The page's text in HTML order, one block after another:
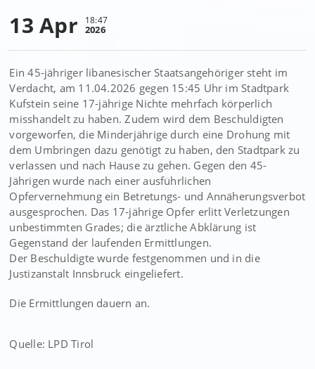
13 Apr 18:47
2026
Ein 45-jähriger libanesischer Staatsangehöriger steht im
Verdacht, am 11.04.2026 gegen 15:45 Uhr im Stadtpark
Kufstein seine 17-jährige Nichte mehrfach körperlich
misshandelt zu haben. Zudem wird dem Beschuldigten
vorgeworfen, die Minderjährige durch eine Drohung mit
dem Umbringen dazu genötigt zu haben, den Stadtpark zu
verlassen und nach Hause zu gehen. Gegen den 45-
Jährigen wurde nach einer ausführlichen
Opfervernehmung ein Betretungs- und Annäherungsverbot
ausgesprochen. Das 17-jährige Opfer erlitt Verletzungen
unbestimmten Grades; die ärztliche Abklärung ist
Gegenstand der laufenden Ermittlungen.
Der Beschuldigte wurde festgenommen und in die
Justizanstalt Innsbruck eingeliefert.
Die Ermittlungen dauern an.
Quelle: LPD Tirol